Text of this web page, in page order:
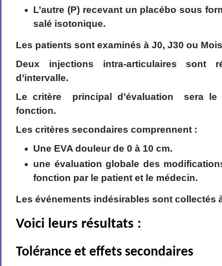
L’autre (P) recevant un placébo sous
salé isotonique.
Les patients sont examinés à J0, J30 ou
Deux injections intra-articulaires sont
d’intervalle.
Le critère principal d’évaluation sera le
fonction.
Les critères secondaires comprennent :
Une EVA douleur de 0 à 10 cm.
une évaluation globale des
fonction par le patient et le médecin.
Les événements indésirables sont collectés
Voici leurs résultats :
Tolérance et effets secondaires